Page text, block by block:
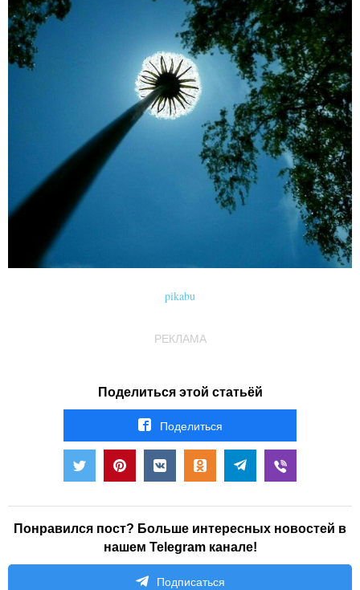
pikabu
РЕКЛАМА
Поделиться этой статьёй
Поделиться
Понравился пост? Больше интересных новостей в
нашем Telegram канале!
Подписаться